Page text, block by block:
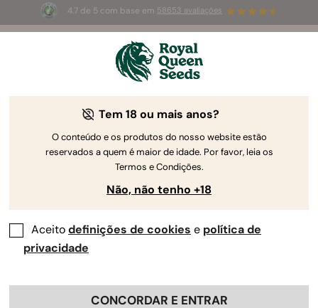
4.7 de 5 com base em 58653 avaliações
Summer Sales: até 50%
de desconto! ⏤
Tem 18 ou mais anos?
O conteúdo e os produtos do nosso website estão
reservados a quem é maior de idade. Por favor, leia os
Termos e Condições.
Não, não tenho +18
Aceitodefinições de cookies e política de
privacidade
CONCORDAR E ENTRAR